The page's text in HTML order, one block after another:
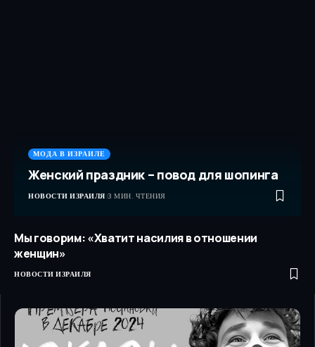
МОДА В ИЗРАИЛЕ
Женский праздник – повод для шопинга
НОВОСТИ ИЗРАИЛЯ 3 МИН. ЧТЕНИЯ
Мы говорим: «Хватит насилия в отношении
женщин»
НОВОСТИ ИЗРАИЛЯ